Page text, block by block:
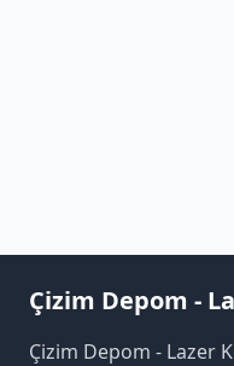
Çizim Depom -
Çizim Depom - Lazer